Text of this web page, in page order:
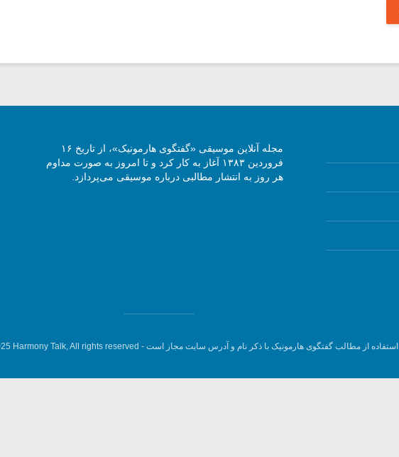
مجله آنلاین موسیقی «گفتگوی هارمونیک»، از تاریخ ۱۶
فروردین ۱۳۸۳ آغاز به کار کرد و تا امروز به صورت مداوم
هر روز به انتشار مطالبی درباره موسیقی می‌پردازد.
استفاده از مطالب گفتگوی هارمونیک با ذکر نام و آدرس سایت مجاز است - Harmony Talk, All rights reserved.